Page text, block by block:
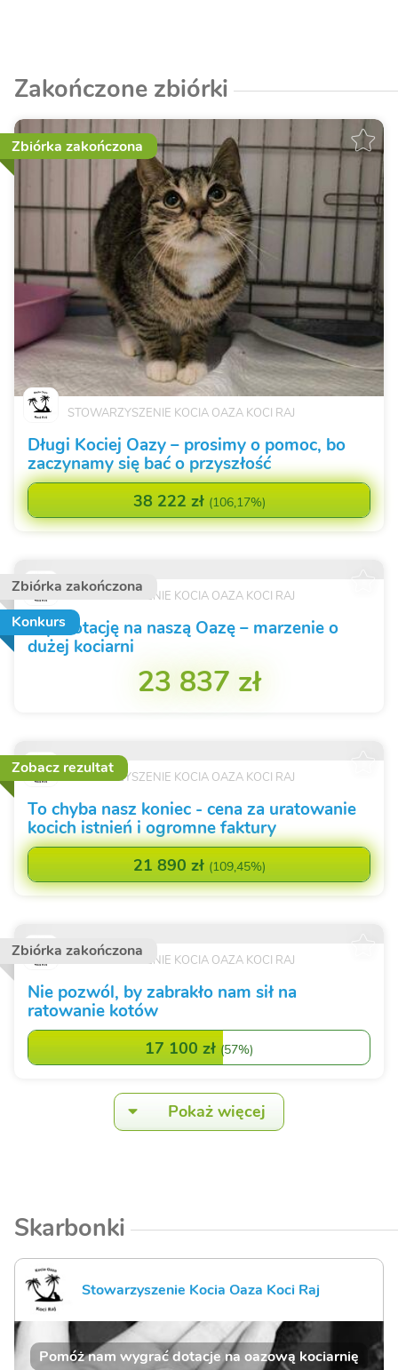
Zakończone zbiórki
Zbiórka zakończona
STOWARZYSZENIE KOCIA OAZA KOCI RAJ
Długi Kociej Oazy – prosimy o pomoc, bo
zaczynamy się bać o przyszłość
38 222 zł (106,17%)
Zbiórka zakończona
Konkurs
STOWARZYSZENIE KOCIA OAZA KOCI RAJ
Łap Dotację na naszą Oazę – marzenie o
dużej kociarni
23 837 zł
Zobacz rezultatSTOWARZYSZENIE KOCIA OAZA KOCI RAJ
To chyba nasz koniec - cena za uratowanie
kocich istnień i ogromne faktury
21 890 zł (109,45%)
Zbiórka zakończona
STOWARZYSZENIE KOCIA OAZA KOCI RAJ
Nie pozwól, by zabrakło nam sił na
ratowanie kotów
17 100 zł (57%)
Pokaż więcej
Skarbonki
Stowarzyszenie Kocia Oaza Koci Raj
Pomóż nam wygrać dotacje na oazową kociarnię